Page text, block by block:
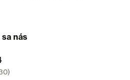
nás